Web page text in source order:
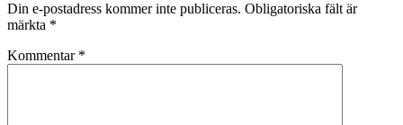
Din e-postadress kommer inte publiceras. Obligatoriska fält är
märkta *
Kommentar *